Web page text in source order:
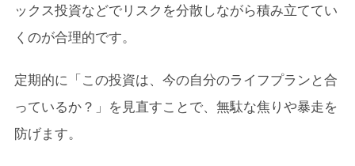
ックス投資などでリスクを分散しながら積み立ててい
くのが合理的です。
定期的に「この投資は、今の自分のライフプランと合
っているか？」を見直すことで、無駄な焦りや暴走を
防げます。